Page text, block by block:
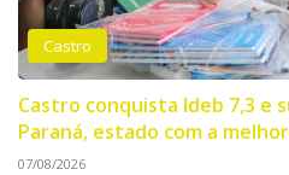
Castro
Castro conquista Ideb 7,3 e
Paraná, estado com a
07/08/2026